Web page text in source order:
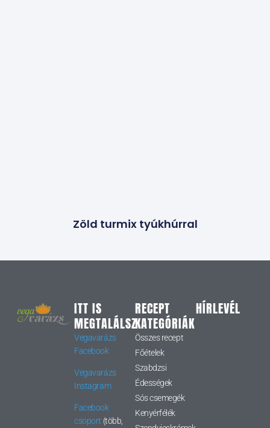
Zöld turmix tyúkhúrral
ITT IS
MEGTALÁLSZ
Vegavarázs
Facebook
Vegavarázs
Instagram
Facebook
csoport (több,
RECEPT
KATEGÓRIÁK
Összes recept
Főételek
Szabdzsi
Édességek
Sós csemegék
Kenyérfélék
HÍRLEVÉL